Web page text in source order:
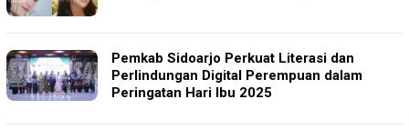
Pemkab Sidoarjo Perkuat Literasi dan
Perlindungan Digital Perempuan dalam
Peringatan Hari Ibu 2025